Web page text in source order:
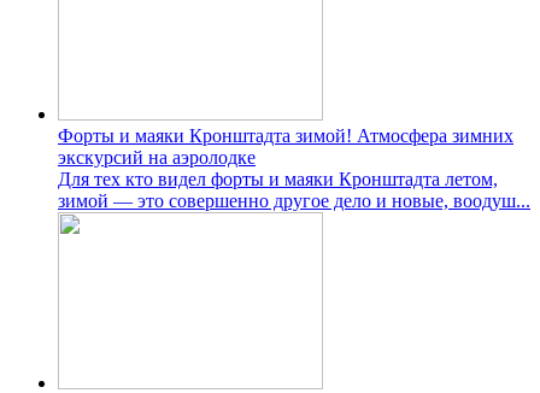
Форты и маяки Кронштадта зимой! Атмосфера зимних
экскурсий на аэролодке
Для тех кто видел форты и маяки Кронштадта летом,
зимой — это совершенно другое дело и новые, воодуш...